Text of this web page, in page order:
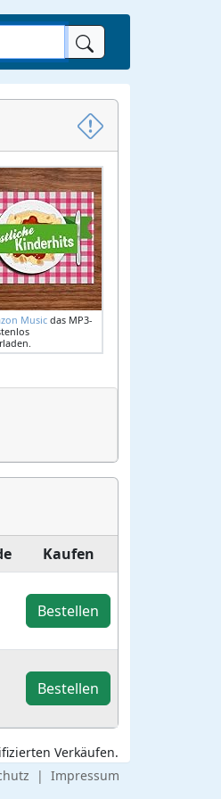
Music das MP3-
Kaufen
Bestellen
Bestellen
Verkäufen.
| Impressum